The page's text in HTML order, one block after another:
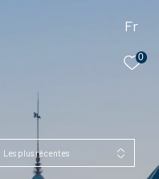
Fr
0
Les plus récentes